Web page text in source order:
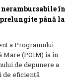
în
până la
a Programului
(POIM) ia în
de depunere a
de eficiență